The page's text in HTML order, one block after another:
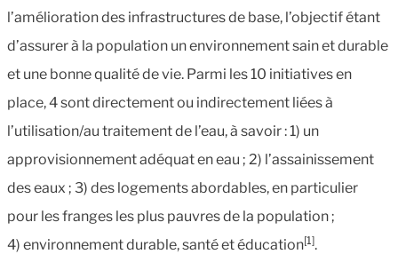
l’amélioration des infrastructures de base, l’objectif étant
d’assurer à la population un environnement sain et durable
et une bonne qualité de vie. Parmi les 10 initiatives en
place, 4 sont directement ou indirectement liées à
l’utilisation/au traitement de l’eau, à savoir : 1) un
approvisionnement adéquat en eau ; 2) l’assainissement
des eaux ; 3) des logements abordables, en particulier
pour les franges les plus pauvres de la population ;
4) environnement durable, santé et éducation[1].